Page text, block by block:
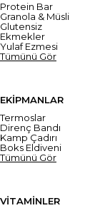
Protein Bar
Granola & Müsli
Glutensiz
Ekmekler
Yulaf Ezmesi
Tümünü Gör
EKİPMANLAR
Termoslar
Direnç Bandı
Kamp Çadırı
Boks Eldiveni
Tümünü Gör
VİTAMİNLER